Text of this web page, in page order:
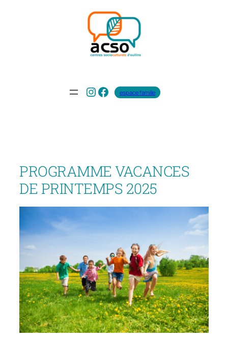
Instagram
Facebook
espace famille
PROGRAMME VACANCES
DE PRINTEMPS 2025